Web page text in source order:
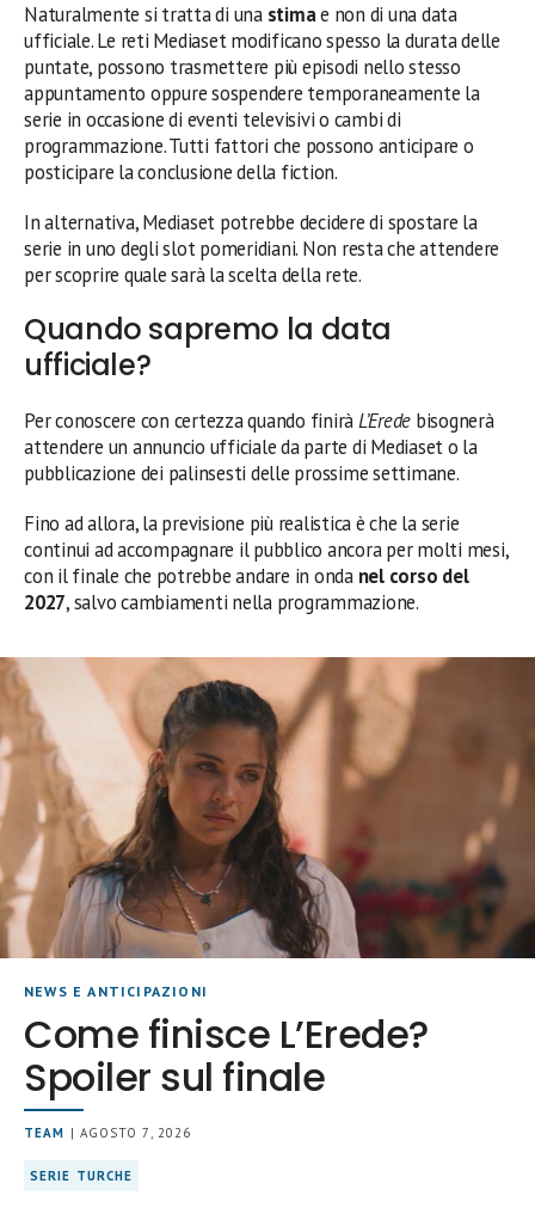
Naturalmente si tratta di una stimae non di una data
ufficiale. Le reti Mediaset modificano spesso la durata delle
puntate, possono trasmettere più episodi nello stesso
appuntamento oppure sospendere temporaneamente la
serie in occasione di eventi televisivi o cambi di
programmazione. Tutti fattori che possono anticipare o
posticipare la conclusione della fiction.
In alternativa, Mediaset potrebbe decidere di spostare la
serie in uno degli slot pomeridiani. Non resta che attendere
per scoprire quale sarà la scelta della rete.
Quando sapremo la data
ufficiale?
Per conoscere con certezza quando finiràL’Erede bisognerà
attendere un annuncio ufficiale da parte di Mediaset o la
pubblicazione dei palinsesti delle prossime settimane.
Fino ad allora, la previsione più realistica è che la serie
continui ad accompagnare il pubblico ancora per molti mesi,
con il finale che potrebbe andare in onda nel corso del
2027, salvo cambiamenti nella programmazione.
NEWS E ANTICIPAZIONI
Come finisce L’Erede?
Spoiler sul finale
TEAM | AGOSTO 7, 2026
SERIE TURCHE